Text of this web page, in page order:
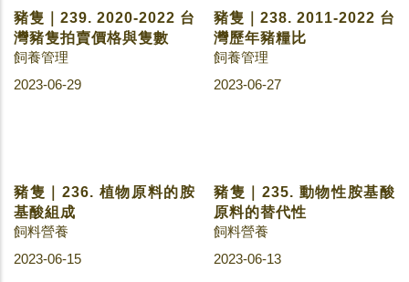
冷門知識
2023-08-03
飼養管理
2023-07-18